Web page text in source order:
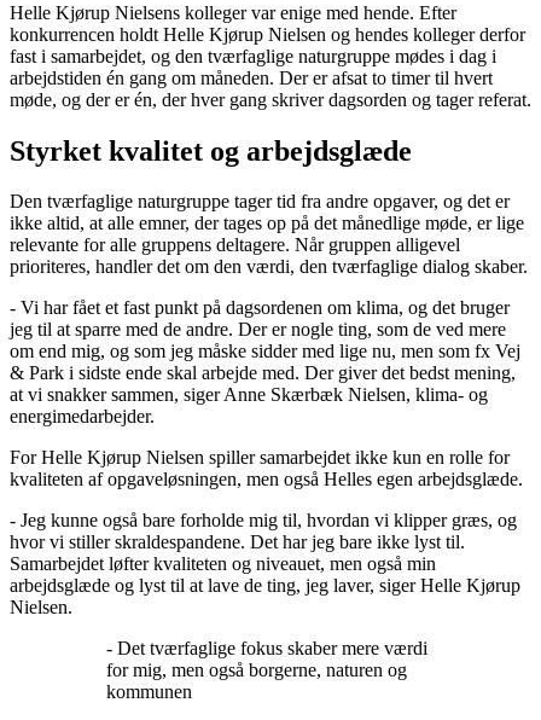
Helle Kjørup Nielsens kolleger var enige med hende. Efter
konkurrencen holdt Helle Kjørup Nielsen og hendes kolleger derfor
fast i samarbejdet, og den tværfaglige naturgruppe mødes i dag i
arbejdstiden én gang om måneden. Der er afsat to timer til hvert
møde, og der er én, der hver gang skriver dagsorden og tager referat.
Styrket kvalitet og arbejdsglæde
Den tværfaglige naturgruppe tager tid fra andre opgaver, og det er
ikke altid, at alle emner, der tages op på det månedlige møde, er lige
relevante for alle gruppens deltagere. Når gruppen alligevel
prioriteres, handler det om den værdi, den tværfaglige dialog skaber.
- Vi har fået et fast punkt på dagsordenen om klima, og det bruger
jeg til at sparre med de andre. Der er nogle ting, som de ved mere
om end mig, og som jeg måske sidder med lige nu, men som fx Vej
& Park i sidste ende skal arbejde med. Der giver det bedst mening,
at vi snakker sammen, siger Anne Skærbæk Nielsen, klima- og
energimedarbejder.
For Helle Kjørup Nielsen spiller samarbejdet ikke kun en rolle for
kvaliteten af opgaveløsningen, men også Helles egen arbejdsglæde.
- Jeg kunne også bare forholde mig til, hvordan vi klipper græs, og
hvor vi stiller skraldespandene. Det har jeg bare ikke lyst til.
Samarbejdet løfter kvaliteten og niveauet, men også min
arbejdsglæde og lyst til at lave de ting, jeg laver, siger Helle Kjørup
Nielsen.
- Det tværfaglige fokus skaber mere værdi
for mig, men også borgerne, naturen og
kommunen